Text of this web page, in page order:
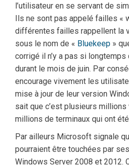
l’utilisateur en se servant de
Ils ne sont pas appelé failles «
différentes failles rappellent la
sous le nom de « Bluekeep »
corrigé il n’y a pas si
durant le mois de juin. Par
encourage vivement les
mise à jour de leur version
sait que c’est plusieurs
millions de terminaux qui ont
Par ailleurs Microsoft signale
pourraient être touchées par
Windows Server 2008 et 2012.